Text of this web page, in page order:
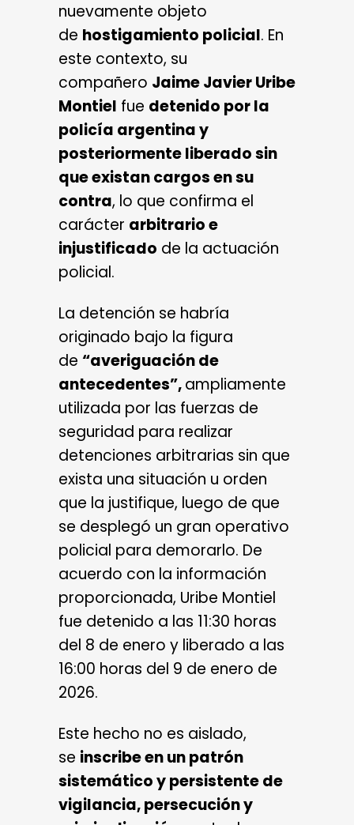
nuevamente objeto
de hostigamiento policial. En
este contexto, su
compañero Jaime Javier Uribe
Montiel fue detenido por la
policía argentina y
posteriormente liberado sin
que existan cargos en su
contra, lo que confirma el
carácter arbitrario e
injustificado de la actuación
policial.
La detención se habría
originado bajo la figura
de “averiguación de
antecedentes”,ampliamente
utilizada por las fuerzas de
seguridad para realizar
detenciones arbitrarias sin que
exista una situación u orden
que la justifique, luego de que
se desplegó un gran operativo
policial para demorarlo. De
acuerdo con la información
proporcionada, Uribe Montiel
fue detenido a las 11:30 horas
del 8 de enero y liberado a las
16:00 horas del 9 de enero de
2026.
Este hecho no es aislado,
se inscribe en un patrón
sistemático y persistente de
vigilancia, persecución y